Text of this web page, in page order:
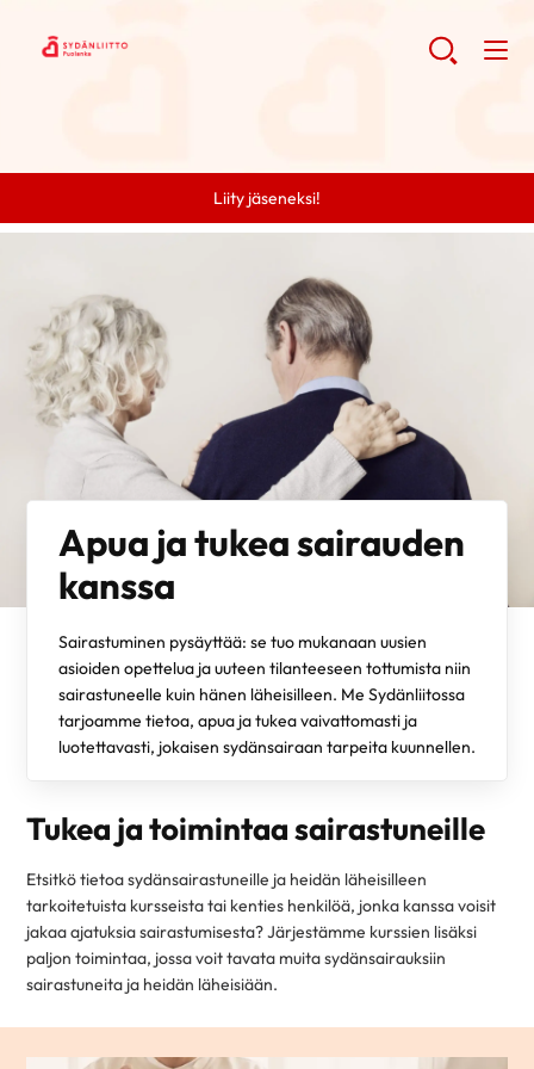
Liity jäseneksi!
Apua ja tukea sairauden
kanssa
Sairastuminen pysäyttää: se tuo mukanaan uusien
asioiden opettelua ja uuteen tilanteeseen tottumista niin
sairastuneelle kuin hänen läheisilleen. Me Sydänliitossa
tarjoamme tietoa, apua ja tukea vaivattomasti ja
luotettavasti, jokaisen sydänsairaan tarpeita kuunnellen.
Tukea ja toimintaa sairastuneille
Etsitkö tietoa sydänsairastuneille ja heidän läheisilleen
tarkoitetuista kursseista tai kenties henkilöä, jonka kanssa voisit
jakaa ajatuksia sairastumisesta? Järjestämme kurssien lisäksi
paljon toimintaa, jossa voit tavata muita sydänsairauksiin
sairastuneita ja heidän läheisiään.